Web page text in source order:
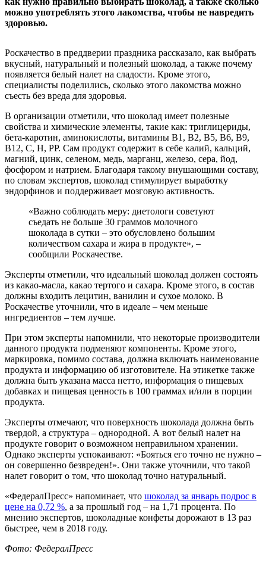
можно употреблять этого лакомства, чтобы не навредить
здоровью.
Роскачество в преддверии праздника рассказало, как выбрать
вкусный, натуральный и полезный шоколад, а также почему
появляется белый налет на сладости. Кроме этого,
специалисты поделились, сколько этого лакомства можно
съесть без вреда для здоровья.
В организации отметили, что шоколад имеет полезные
свойства и химические элементы, такие как: триглицериды,
бета-каротин, аминокислоты, витамины В1, В2, В5, В6, В9,
В12, С, Н, РР. Сам продукт содержит в себе калий, кальций,
магний, цинк, селеном, медь, марганц, железо, сера, йод,
фосфором и натрием. Благодаря такому внушающими составу,
по словам экспертов, шоколад стимулирует выработку
эндорфинов и поддерживает мозговую активность.
«Важно соблюдать меру: диетологи советуют
съедать не больше 30 граммов молочного
шоколада в сутки – это обусловлено большим
количеством сахара и жира в продукте», –
сообщили Роскачестве.
Эксперты отметили, что идеальный шоколад должен состоять
из какао-масла, какао тертого и сахара. Кроме этого, в состав
должны входить лецитин, ванилин и сухое молоко. В
Роскачестве уточнили, что в идеале – чем меньше
ингредиентов – тем лучше.
При этом эксперты напомнили, что некоторые производители
данного продукта подменяют компоненты. Кроме этого,
маркировка, помимо состава, должна включать наименование
продукта и информацию об изготовителе. На этикетке также
должна быть указана масса нетто, информация о пищевых
добавках и пищевая ценность в 100 граммах и/или в порции
продукта.
Эксперты отмечают, что поверхность шоколада должна быть
твердой, а структура – однородной. А вот белый налет на
продукте говорит о возможном неправильном хранении.
Однако эксперты успокаивают: «Бояться его точно не нужно –
он совершенно безвреден!». Они также уточнили, что такой
налет говорит о том, что шоколад точно натуральный.
«ФедералПресс» напоминает, что шоколад за январь подрос в
цене на 0,72 %, а за прошлый год – на 1,71 процента. По
мнению экспертов, шоколадные конфеты дорожают в 13 раз
быстрее, чем в 2018 году.
Фото: ФедералПресс